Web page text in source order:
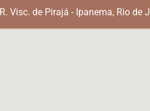
R. Visc. de Pirajá - Ipanema, Rio de